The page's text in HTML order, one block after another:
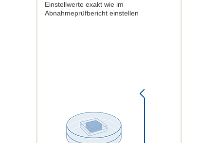
Einstellwerte exakt wie im
Abnahmeprüfbericht einstellen